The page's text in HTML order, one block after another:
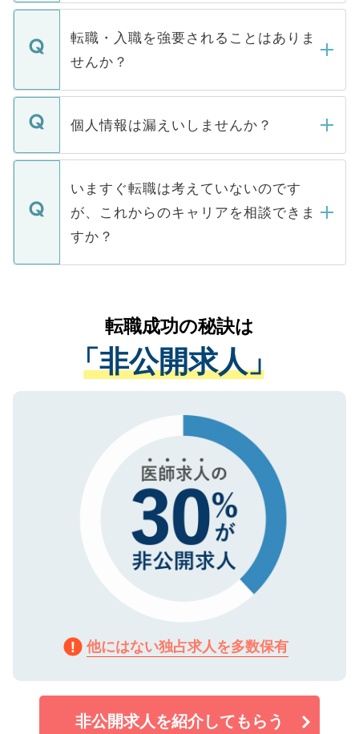
ます。通常、5営業日以内にはご連絡をせて
いただきますので、しばらくお待ちくださ
マイナビDOCTORで取り扱っている求人の
うち約3割は、Webサイトからご覧いただ
けない「非公開求人」です。非公開求人は
下記の理由によって、一般には公開してい
ません。
■応募殺到を避けるため 人気のある医療機
関を公にしてしまうと、応募が殺到する場
に、医療機関が求める条件に合った人材の
みを人材紹介会社に依頼するケースが増え
ています。
転職・入職を強要されることはありま
せんか？
転職・入職を強要することは一切ありませ
ん。また、仮に応募先から内定をいただい
定を承諾する必要はありません。内定先へ
の辞退の連絡はキャリアパートナーが行い
個人情報は漏えいしませんか？
個人情報が漏えいすることはありませんの
で、ご安心ください。当サイトからの登録
などで収集したご登録者様の個人情報は、
ご本人のキャリアアップおよび転職活動の
支援を目的に使用いたします。お預かりし
ているすべての個人データはご本人の許可
は、個人情報の取り扱いについての厳密な
管理基準を満たした事業者のみに付与され
る、プライバシーマークを取得済みです。
で、機密保持に関してもご安心ください。
いますぐ転職は考えていないのです
が、これからのキャリアを相談できま
すか？
かがいして、現在の医療機関の状況や紹介
経験をまじえながら、適切なアドバイスを
させていただきます。すぐにご転職をされ
ない方には、長期的なサポートが可能です
ので、まずはご登録ください。
転職成功の秘訣は
「非公開求人」
他にはない独占求人を多数保有
非公開求人を紹介してもらう